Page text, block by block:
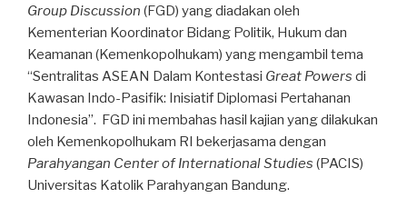
Group Discussion (FGD) yang diadakan oleh
Kementerian Koordinator Bidang Politik, Hukum dan
Keamanan (Kemenkopolhukam) yang mengambil tema
“Sentralitas ASEAN Dalam Kontestasi Great Powers di
Kawasan Indo-Pasifik: Inisiatif Diplomasi Pertahanan
Indonesia”. FGD ini membahas hasil kajian yang dilakukan
oleh Kemenkopolhukam RI bekerjasama dengan
Parahyangan Center of International Studies (PACIS)
Universitas Katolik Parahyangan Bandung.